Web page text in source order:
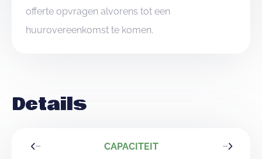
offerte opvragen alvorens tot een
huurovereenkomst te komen.
Details
CAPACITEIT